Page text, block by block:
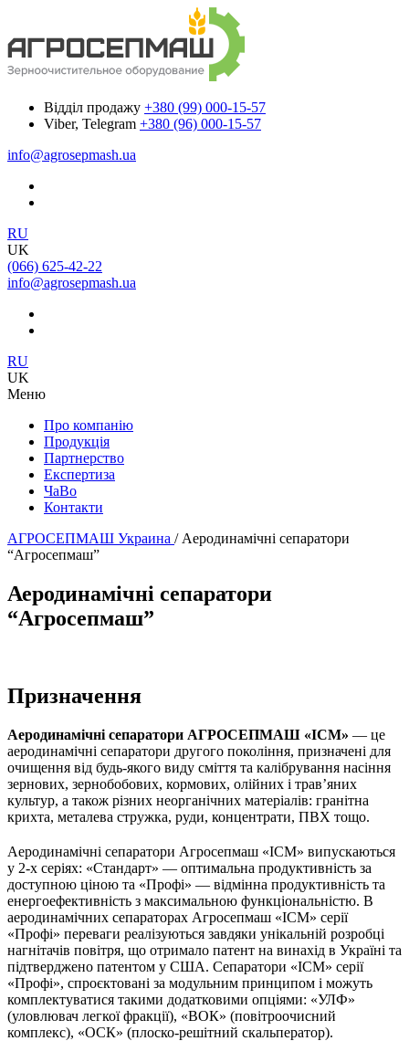
Відділ продажу +380 (99) 000-15-57
Viber, Telegram +380 (96) 000-15-57
info@agrosepmash.ua
RU
UK
(066) 625-42-22
info@agrosepmash.ua
RU
UK
Меню
Про компанію
Продукція
Партнерство
Експертиза
ЧаВо
Контакти
АГРОСЕПМАШ Украина / Аеродинамічні сепаратори
“Агросепмаш”
Аеродинамічні сепаратори
“Агросепмаш”
Призначення
Аеродинамічні сепаратори АГРОСЕПМАШ «ІСМ» — це
аеродинамічні сепаратори другого покоління, призначені для
очищення від будь-якого виду сміття та калібрування насіння
зернових, зернобобових, кормових, олійних і трав’яних
культур, а також різних неорганічних матеріалів: гранітна
крихта, металева стружка, руди, концентрати, ПВХ тощо.
Аеродинамічні сепаратори Агросепмаш «ІСМ» випускаються
у 2-х серіях: «Стандарт» — оптимальна продуктивність за
доступною ціною та «Профі» — відмінна продуктивність та
енергоефективність з максимальною функціональністю. В
аеродинамічних сепараторах Агросепмаш «ІСМ» серії
«Профі» переваги реалізуються завдяки унікальній розробці
нагнітачів повітря, що отримало патент на винахід в Україні та
підтверджено патентом у США. Сепаратори «ІСМ» серії
«Профі», спроєктовані за модульним принципом і можуть
комплектуватися такими додатковими опціями: «УЛФ»
(уловлювач легкої фракції), «ВОК» (повітроочисний
комплекс), «ОСК» (плоско-решітний скальператор).